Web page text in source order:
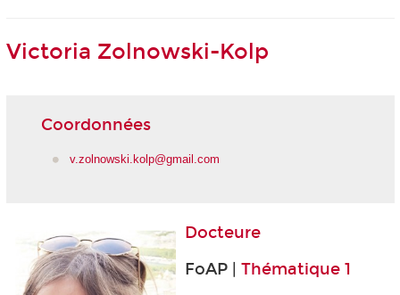
Victoria Zolnowski-Kolp
Coordonnées
v.zolnowski.kolp@gmail.com
Docteure
FoAP | Thématique 1